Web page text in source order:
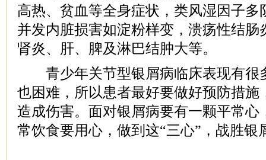
高热、贫血等全身症状，类风湿因子多
并发内脏损害如淀粉样变，溃疡性结肠
肾炎、肝、脾及淋巴结肿大等。
青少年关节型银屑病临床表现有很
也困难，所以患者最好要做好预防措施
造成伤害。面对银屑病要有一颗平常心
常饮食要用心，做到这“三心”，战胜银